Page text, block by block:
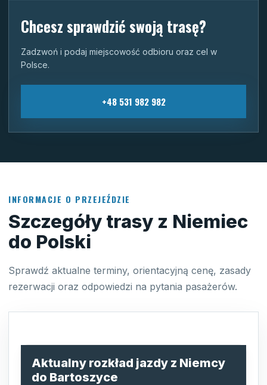
Chcesz sprawdzić swoją trasę?
Zadzwoń i podaj miejscowość odbioru oraz cel w
Polsce.
+48 531 982 982
INFORMACJE O PRZEJEŹDZIE
Szczegóły trasy z Niemiec
do Polski
Sprawdź aktualne terminy, orientacyjną cenę, zasady
rezerwacji oraz odpowiedzi na pytania pasażerów.
Aktualny rozkład jazdy z Niemcy
do Bartoszyce